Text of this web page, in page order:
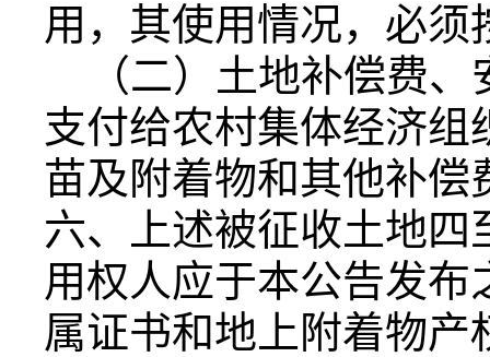
用，其使用情况，必
（二）土地补偿费、
支付给农村集体经济
苗及附着物和其他补偿
六、上述被征收土地
用权人应于本公告发布
属证书和地上附着物